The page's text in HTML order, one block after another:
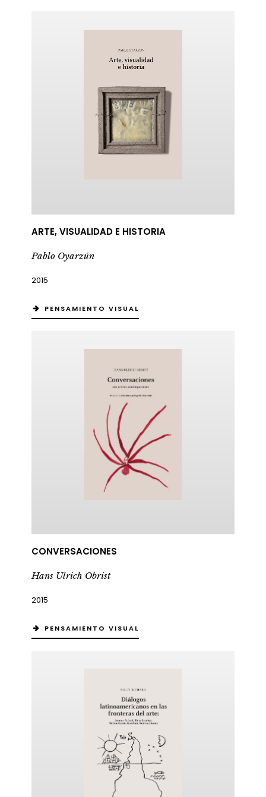
ARTE, VISUALIDAD E HISTORIA
Pablo Oyarzún
2015
PENSAMIENTO VISUAL
CONVERSACIONES
Hans Ulrich Obrist
2015
PENSAMIENTO VISUAL